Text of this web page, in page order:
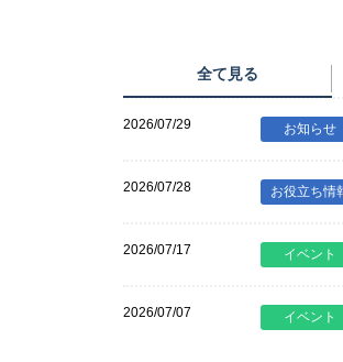
全て見る
2026/07/29 お知らせ
2026/07/28 お役立ち情
2026/07/17 イベント
2026/07/07 イベント